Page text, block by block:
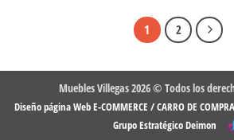
1 2
Muebles Villegas 2026 © Todos los
Diseño página Web E-COMMERCE / CARRO DE
Grupo Estratégico Deimon